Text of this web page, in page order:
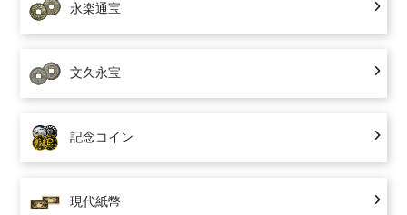
永楽通宝
文久永宝
記念コイン
現代紙幣